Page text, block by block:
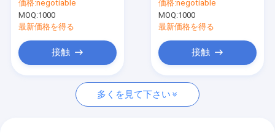
引用を要求しなさい
News
POCTテスト キット
13485は承認した
価格:negotiable
MOQ:1000
最新価格を得る
接触
価格:negotiable
MOQ:1000
最新価格を得る
接触
多くを見て下さい